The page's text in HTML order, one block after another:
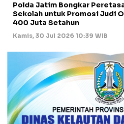
Polda Jatim Bongkar
Sekolah untuk Promosi Judi
400 Juta Setahun
Kamis, 30 Jul 2026 10:39 WIB